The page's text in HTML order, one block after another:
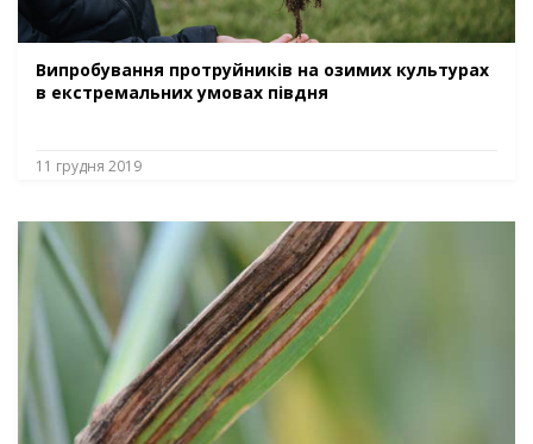
Випробування протруйників на озимих культурах
в екстремальних умовах півдня
11 грудня 2019